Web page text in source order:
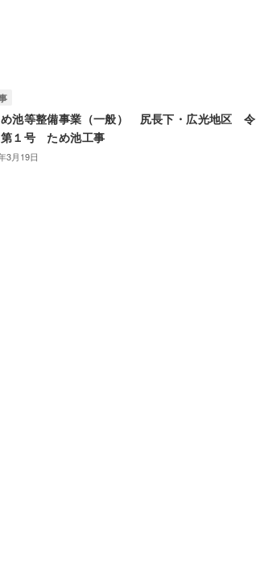
池等整備事業（一般） 尻長下・広光地区
第１号 ため池工事
3月19日